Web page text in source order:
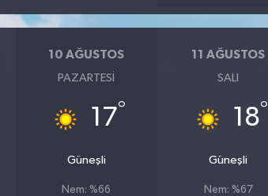
10 AĞUSTOS
PAZARTESI
17°
Güneşli
Nem: %66
11 AĞUSTOS
SALI
18°
Güneşli
Nem: %67